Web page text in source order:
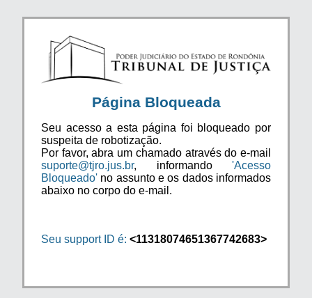
Página Bloqueada
Seu acesso a esta página foi bloqueado por
suspeita de robotização.
Por favor, abra um chamado através do e-mail
suporte@tjro.jus.br, informando 'Acesso
Bloqueado' no assunto e os dados informados
abaixo no corpo do e-mail.
Seu support ID é: <11318074651367742683>